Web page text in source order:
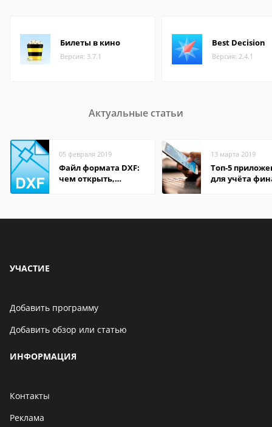
Билеты в кино
Версия: 3.7.1
Best Decision
Версия: 2.4.1
Актуальные статьи
05 февраля 2019
Файл формата DXF:
чем открыть,
13 марта 2019
Топ-5
для учёта
УЧАСТИЕ
Добавить программу
Добавить обзор или статью
ИНФОРМАЦИЯ
Контакты
Реклама